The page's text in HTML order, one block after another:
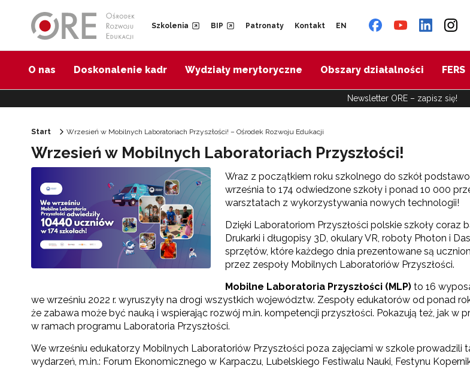
Szkolenia BIP Patronaty Kontakt EN
O nas Doskonalenie kadr Wydziały merytoryczne Obszary działalności FERS
Newsletter ORE – zapisz się!
Start Wrzesień w Mobilnych Laboratoriach Przyszłości! – Ośrodek Rozwoju Edukacji
Wrzesień w Mobilnych Laboratoriach Przyszłości!
Wraz z początkiem roku szkolnego do szkół
września to 174 odwiedzone szkoły i ponad 10 000
warsztatach z wykorzystywania nowych technologii!
Dzięki Laboratoriom Przyszłości polskie szkoły coraz
Drukarki i długopisy 3D, okulary VR, roboty Photon i
sprzętów, które każdego dnia prezentowane są
przez zespoły Mobilnych Laboratoriów Przyszłości.
Mobilne Laboratoria Przyszłości (MLP) to 16
we wrześniu 2022 r. wyruszyły na drogi wszystkich województw. Zespoły edukatorów od ponad
że zabawa może być nauką i wspierając rozwój m.in. kompetencji przyszłości. Pokazują też, jak
w ramach programu Laboratoria Przyszłości.
We wrześniu edukatorzy Mobilnych Laboratoriów Przyszłości poza zajęciami w szkole
wydarzeń, m.in.: Forum Ekonomicznego w Karpaczu, Lubelskiego Festiwalu Nauki, Festynu